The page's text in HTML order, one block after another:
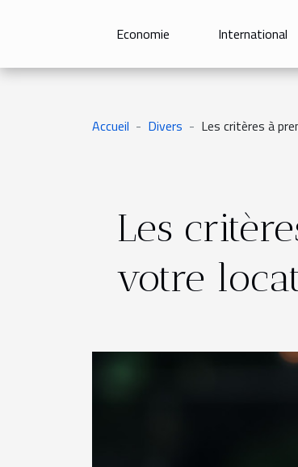
Economie International
Accueil Divers Les critères à
Les
votre